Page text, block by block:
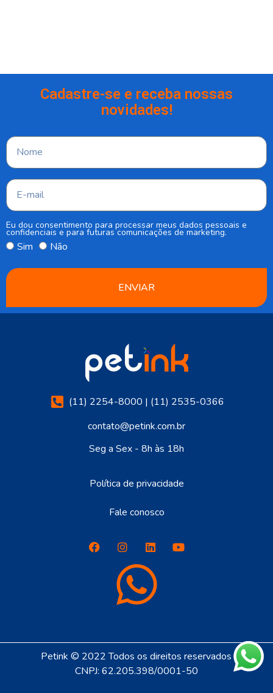
Cadastre-se e receba nossas
novidades!
Eu dou consentimento para processar meus dados pessoais e
confidenciais e para futuras comunicações de marketing.
Sim Não
ENVIAR
(11) 2254-8000 | (11) 2535-0366
contato@petink.com.br
Seg a Sex - 8h às 18h
Política de privacidade
Fale conosco
Petink © 2022 Todos os direitos reservados
CNPJ: 62.205.398/0001-50